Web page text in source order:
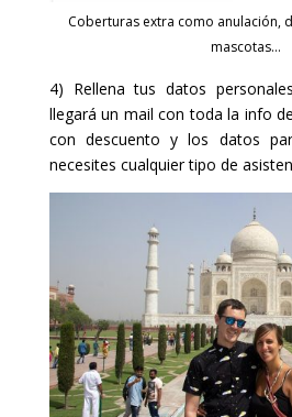
Coberturas extra como anulación,
mascotas…
4) Rellena tus datos
llegará un mail con toda la info
con descuento y los datos
necesites cualquier tipo de